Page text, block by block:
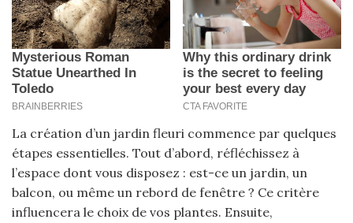
La création d’un jardin fleuri commence par quelques
étapes essentielles. Tout d’abord, réfléchissez à
l’espace dont vous disposez : est-ce un jardin, un
balcon, ou même un rebord de fenêtre ? Ce critère
influencera le choix de vos plantes. Ensuite,